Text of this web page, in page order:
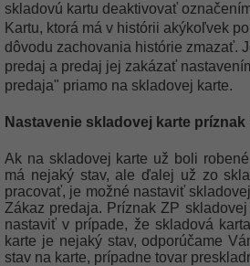
skladovú kartu deaktivovať
Kartu, ktorá má v histórii akýkoľvek
dôvodu zachovania histórie zmazať.
predaj a predaj jej zakázať
predaja" priamo na skladovej karte.
Nastavenie skladovej karte
Ak na skladovej karte už boli
má nejaký stav, ale ďalej už zo
pracovať, je možné nastaviť
Zákaz predaja. Príznak ZP
nastaviť v prípade, že skladová
karte je nejaký stav, odporúčame
stav na karte, prípadne tovar